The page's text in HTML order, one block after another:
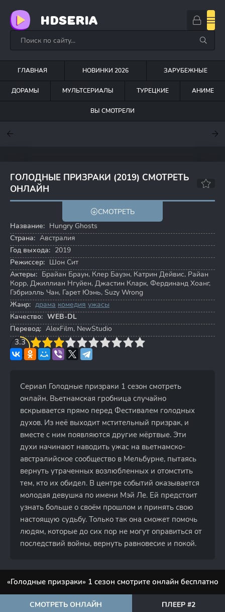
HDSERIA
ГЛАВНАЯ НОВИНКИ 2026 ЗАРУБЕЖНЫЕ
ДОРАМЫ МУЛЬТСЕРИАЛЫ ТУРЕЦКИЕ АНИМЕ
ВЫ СМОТРЕЛИ
ГОЛОДНЫЕ ПРИЗРАКИ (2019) СМОТРЕТЬ
ОНЛАЙН
СМОТРЕТЬ
Название: Hungry Ghosts
Страна: Австралия
Год выхода: 2019
Режиссер: Шон Сит
Актеры: Брайан Браун, Клер Бауэн, Катрин Дейвис, Райан
Корр, Джиллиан Нгуйен, Джастин Кларк, Фердинанд Хоанг,
Гэбриэлль Чан, Гарет Юэнь, Suzy Wrong
Жанр: драма комедия ужасы
Качество: WEB-DL
Перевод: AlexFilm, NewStudio
3.3
4 5 6 7 8 9 10
Сериал Голодные призраки 1 сезон смотреть
онлайн. Вьетнамская гробница случайно
вскрывается прямо перед Фестивалем голодных
духов. Из неё выходит мстительный призрак, и
вместе с ним появляются другие мёртвые. Эти
духи начинают наводить ужас на вьетнамско-
австралийское сообщество в Мельбурне, пытаясь
вернуть утраченных возлюбленных и отомстить
тем, кто их обидел. В центре событий оказывается
молодая девушка по имени Мэй Ле. Ей предстоит
узнать больше о своём прошлом и принять свою
настоящую судьбу. Только так она сможет помочь
людям, которые до сих пор не могут оправиться от
последствий войны, вернуть равновесие и покой.
«Голодные призраки» 1 сезон смотрите онлайн бесплатно
СМОТРЕТЬ ОНЛАЙН ПЛЕЕР #2